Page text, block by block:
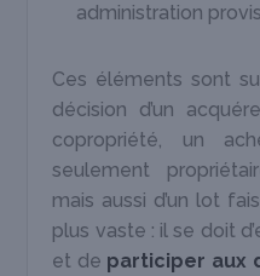
administration
Ces éléments sont
décision d’un
copropriété, un
seulement
mais aussi d’un lot
plus vaste : il se doit
et de participer aux